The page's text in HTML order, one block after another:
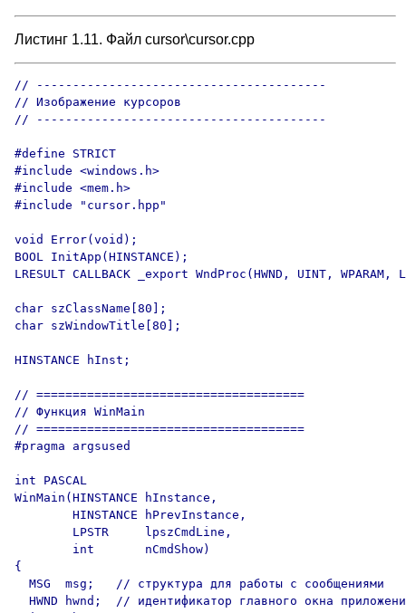
Листинг 1.11. Файл cursor\cursor.cpp
// ----------------------------------------
// Изображение курсоров
// ----------------------------------------
#define STRICT
#include <windows.h>
#include <mem.h>
#include "cursor.hpp"
void Error(void);
BOOL InitApp(HINSTANCE);
LRESULT CALLBACK _export WndProc(HWND, UINT, WPARAM,
char szClassName[80];
char szWindowTitle[80];
HINSTANCE hInst;
// =====================================
// Функция WinMain
// =====================================
#pragma argsused
int PASCAL
WinMain(HINSTANCE hInstance,
        HINSTANCE hPrevInstance,
        LPSTR     lpszCmdLine,
        int       nCmdShow)
{
  MSG  msg;   // структура для работы с сообщениями
HWND hwnd;  // идентификатор главного окна